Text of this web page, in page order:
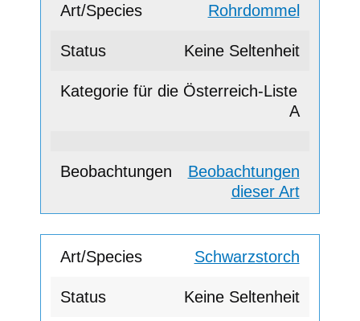
Rohrdommel
Keine Seltenheit
A
Beobachtungen
dieser Art
Schwarzstorch
Keine Seltenheit